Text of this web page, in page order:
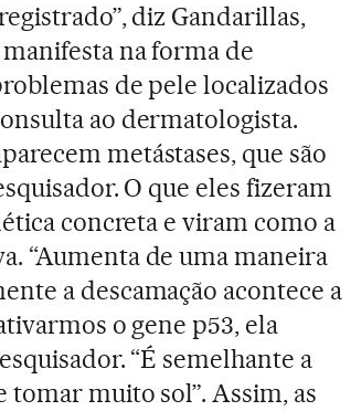
diz Gandarillas,
na forma de
de pele localizados
ao dermatologista.
metástases, que são
O que eles fizeram
concreta e viram como a
“Aumenta de uma maneira
a descamação acontece a
o gene p53, ela
“É semelhante a
tomar muito sol”. Assim, as